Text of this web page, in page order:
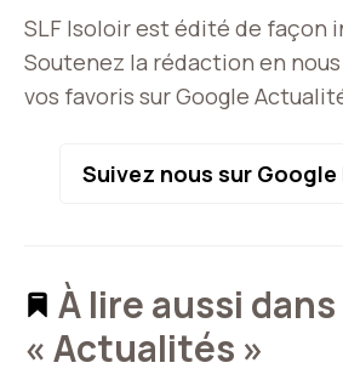
SLF Isoloir est édité de façon
Soutenez la rédaction en
vos favoris sur Google
Suivez nous sur Google
À lire aussi dans
« Actualités »